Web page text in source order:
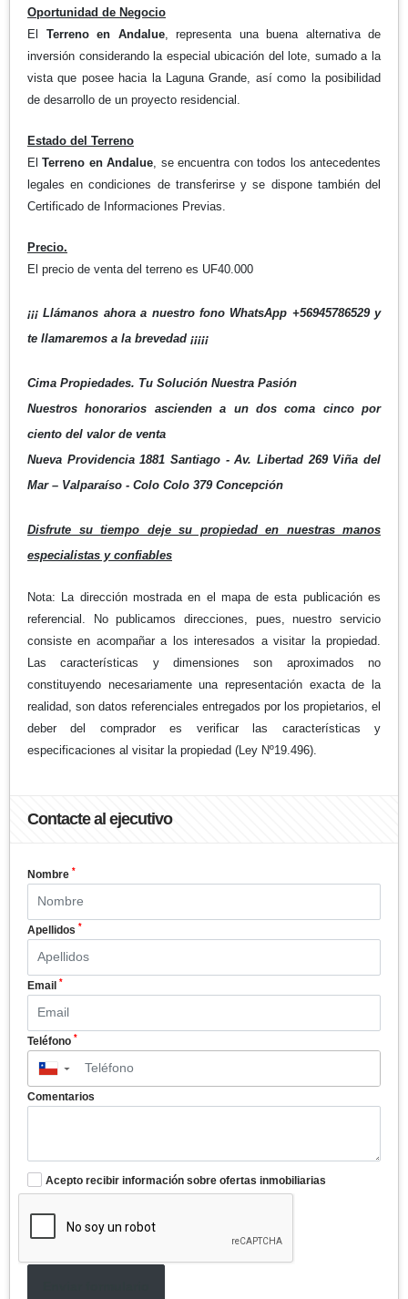
Oportunidad de Negocio
El Terreno en Andalue, representa una buena alternativa de
inversión considerando la especial ubicación del lote, sumado a la
vista que posee hacia la Laguna Grande, así como la posibilidad
de desarrollo de un proyecto residencial.
Estado del Terreno
ElTerreno en Andalue , se encuentra con todos los antecedentes
legales en condiciones de transferirse y se dispone también del
Certificado de Informaciones Previas.
Precio.
El precio de venta del terreno es UF40.000
¡¡¡ Llámanos ahora a nuestro fono WhatsApp +56945786529 y
te llamaremos a la brevedad ¡¡¡¡¡
Cima Propiedades. Tu Solución Nuestra Pasión
Nuestros honorarios ascienden a un dos coma cinco por
ciento del valor de venta
Nueva Providencia 1881 Santiago - Av. Libertad 269 Viña del
Mar – Valparaíso - Colo Colo 379 Concepción
Disfrute su tiempo deje su propiedad en nuestras manos
especialistas y confiables
Nota: La dirección mostrada en el mapa de esta publicación es
referencial. No publicamos direcciones, pues, nuestro servicio
consiste en acompañar a los interesados a visitar la propiedad.
Las características y dimensiones son aproximados no
constituyendo necesariamente una representación exacta de la
realidad, son datos referenciales entregados por los propietarios, el
deber del comprador es verificar las características y
especificaciones al visitar la propiedad (Ley Nº19.496).
Contacte al ejecutivo
Nombre *
Apellidos *
Email *
Teléfono *
▼
Comentarios
Acepto recibir información sobre ofertas inmobiliarias